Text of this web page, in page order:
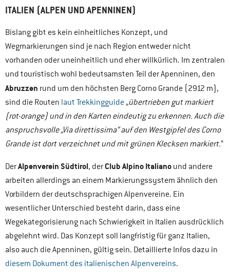
ITALIEN (ALPEN UND APENNINEN)
Bislang gibt es kein einheitliches Konzept, und
Wegmarkierungen sind je nach Region entweder nicht
vorhanden oder uneinheitlich und eher willkürlich. Im zentralen
und touristisch wohl bedeutsamsten Teil der Apenninen, den
Abruzzen rund um den höchsten Berg Corno Grande (2912 m),
sind die Routen laut Trekkingguide„übertrieben gut markiert
(rot-orange) und in den Karten eindeutig zu erkennen. Auch die
anspruchsvolle „Via direttissima“ auf den Westgipfel des Corno
Grande ist dort verzeichnet und mit grünen Klecksen markiert.“
DerAlpenverein Südtirol, der Club Alpino Italiano und andere
arbeiten allerdings an einem Markierungssystem ähnlich den
Vorbildern der deutschsprachigen Alpenvereine. Ein
wesentlicher Unterschied besteht darin, dass eine
Wegekategorisierung nach Schwierigkeit in Italien ausdrücklich
abgelehnt wird. Das Konzept soll langfristig für ganz Italien,
also auch die Apenninen, gültig sein. Detaillierte Infos dazu in
diesem Dokument des italienischen Alpenvereins.